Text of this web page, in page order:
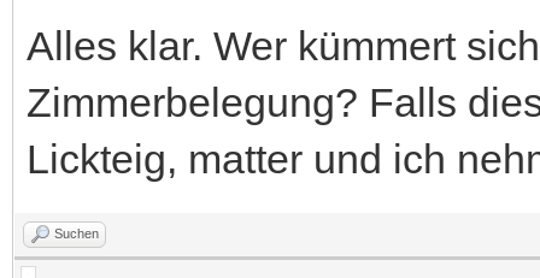
Alles klar. Wer kümmert
Zimmerbelegung? Falls
Lickteig, matter und ich
Suchen